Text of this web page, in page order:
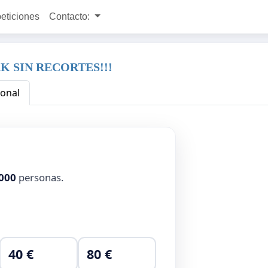
Contacto:
SIN RECORTES!!!
personas.
40 € 80 €